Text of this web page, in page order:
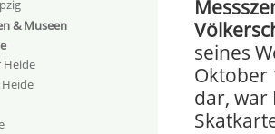
seines
Oktober
dar, war
& Museen
Heide